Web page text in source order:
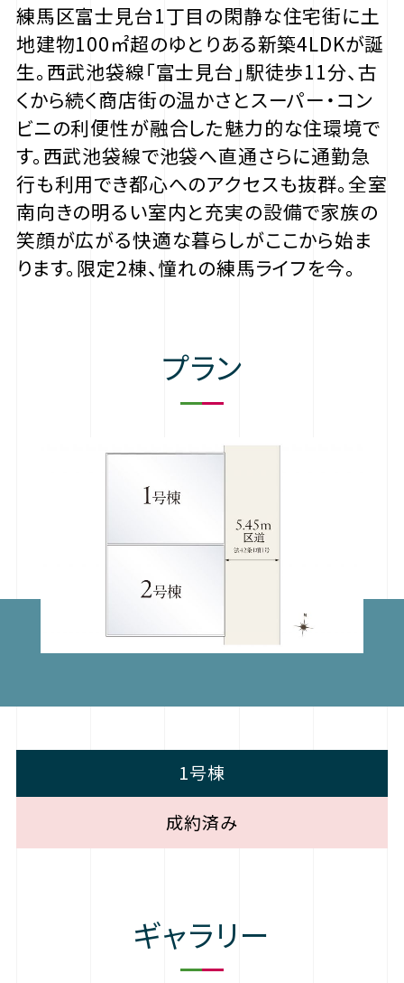
練馬区富士見台1丁目の閑静な住宅街に土
地建物100㎡超のゆとりある新築4LDKが誕
生。西武池袋線「富士見台」駅徒歩11分、古
くから続く商店街の温かさとスーパー・コン
ビニの利便性が融合した魅力的な住環境で
す。西武池袋線で池袋へ直通さらに通勤急
行も利用でき都心へのアクセスも抜群。全室
南向きの明るい室内と充実の設備で家族の
笑顔が広がる快適な暮らしがここから始ま
ります。限定2棟、憧れの練馬ライフを今。
プラン
1号棟
成約済み
ギャラリー